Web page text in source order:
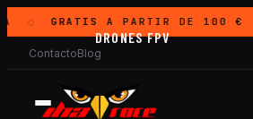
GRATIS A PARTIR DE 100 €
ContactoBlog
DRONES FPV